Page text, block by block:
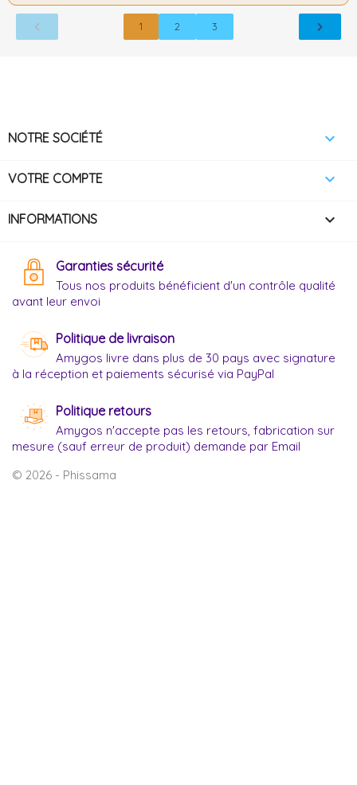
1 2 3
NOTRE SOCIÉTÉ 
VOTRE COMPTE 
INFORMATIONS keyboard_arrow_down
Garanties sécurité
Tous nos produits bénéficient d'un contrôle qualité
avant leur envoi
Politique de livraison
Amygos livre dans plus de 30 pays avec signature
à la réception et paiements sécurisé via PayPal
Politique retours
Amygos n'accepte pas les retours, fabrication sur
mesure (sauf erreur de produit) demande par Email
© 2026 - Phissama